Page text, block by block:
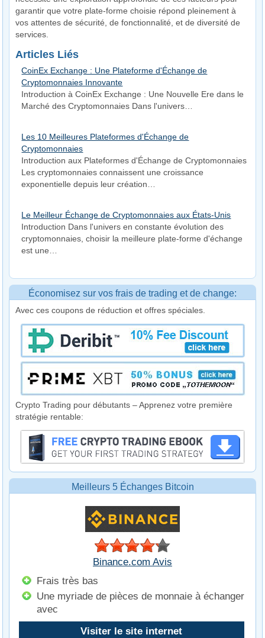
garantir que votre plate-forme choisie répond pleinement à
vos attentes de sécurité, de fonctionnalité, et de diversité de
services.
Articles Liés
CoinEx Exchange : Une Plateforme d'Échange de
Cryptomonnaies Innovante
Introduction à CoinEx Exchange : Une Nouvelle Ere dans le
Marché des Cryptomonnaies Dans l'univers…
Les 10 Meilleures Plateformes d'Échange de
Cryptomonnaies
Introduction aux Plateformes d'Échange de Cryptomonnaies
Les cryptomonnaies connaissent une croissance
exponentielle depuis leur création…
Le Meilleur Échange de Cryptomonnaies aux États-Unis
Introduction Dans l'univers en constante évolution des
cryptomonnaies, choisir la meilleure plate-forme d'échange
est une…
Économisez sur vos frais de trading et de change:
Avec ces coupons de réduction et offres spéciales.
Crypto Trading pour débutants – Apprenez votre première
stratégie rentable:
Meilleurs 5 Échanges Bitcoin
Binance.com Avis
Frais très bas
Une myriade de pièces de monnaie à échanger
avec
Visiter le site internet